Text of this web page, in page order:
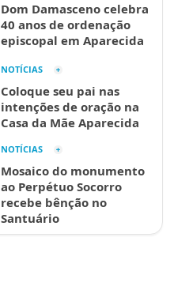
Dom Damasceno celebra
40 anos de ordenação
episcopal em Aparecida
NOTÍCIAS
Coloque seu pai nas
intenções de oração na
Casa da Mãe Aparecida
NOTÍCIAS
Mosaico do monumento
ao Perpétuo Socorro
recebe bênção no
Santuário